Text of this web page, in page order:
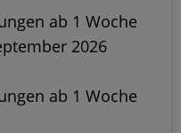
ab 1 Woche
2026
ab 1 Woche